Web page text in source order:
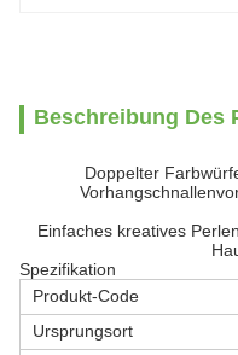
Beschreibung Des
Doppelter
Einfaches kreatives
Spezifikation
Produkt-Code
Ursprungsort